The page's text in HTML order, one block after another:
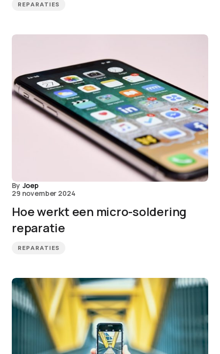
REPARATIES
By Joep
29 november 2024
Hoe werkt een micro-soldering
reparatie
REPARATIES